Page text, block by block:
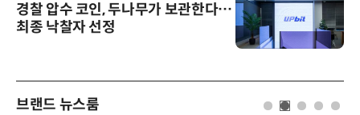
경찰 압수 코인, 두나무가 보관한다…
최종 낙찰자 선정
브랜드 뉴스룸